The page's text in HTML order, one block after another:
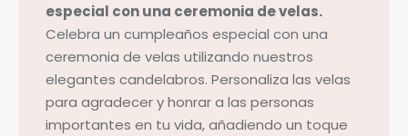
especial con una ceremonia de velas.
Celebra un cumpleaños especial con una
ceremonia de velas utilizando nuestros
elegantes candelabros. Personaliza las velas
para agradecer y honrar a las personas
importantes en tu vida, añadiendo un toque